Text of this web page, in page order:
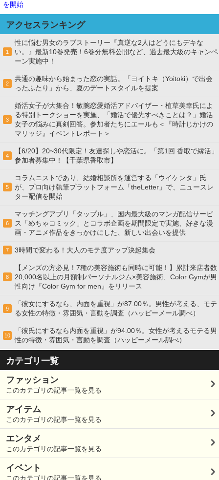
を開始
アクセスランキング
1
性に悩む男女のラブストーリー『真逆な2人はどうにもデキな
い。』最新10巻発売！6巻分無料公開など、過去最大級のキャンペ
ーン実施中！
2
共通の趣味から始まった恋の実話。「ヨイトキ（Yoitoki）で出会
ったふたり」から、夏のデートスタイルを提案
3
婚活女子が大集合！敏腕恋愛婚活アドバイザー・植草美幸氏によ
る特別トークショーを実施、「婚活で優先すべきことは？」婚活
女子の悩みに真剣回答。参加者たちにエールも＜『時計じかけの
マリッジ』イベントレポート＞
4
【6/20】20~30代限定！友達探しや恋活に。「第1回 香取で縁活」
参加者募集中！【千葉県香取市】
5
コラムニストであり、結婚相談所を運営する「ウイケンタ」氏
が、プロ向け執筆プラットフォーム「theLetter」で、ニュースレ
ター配信を開始
6
マッチングアプリ「タップル」、国内最大級のマンガ配信サービ
ス「めちゃコミック」とコラボ企画を期間限定で実施、好きな漫
画・アニメ作品をきっかけにした、新しい出会いを提供
7 3時間で変わる！大人のモテ度アップ決起集会
8
【メンズの方必見！7種の美容施術も同時に可能！】累計来店者数
20,000名以上の月額制パーソナルジム×美容施術、Color Gymが男
性向け『Color Gym for men』をリリース
9
「彼女にするなら、内面を重視」が87.00％。男性が考える、モテ
る女性の特徴・雰囲気・言動を調査（ハッピーメール調べ）
10
「彼氏にするなら内面を重視」が94.00％。女性が考えるモテる男
性の特徴・雰囲気・言動を調査（ハッピーメール調べ）
カテゴリ一覧
ファッション
このカテゴリの記事一覧を見る
アイテム
このカテゴリの記事一覧を見る
エンタメ
このカテゴリの記事一覧を見る
イベント
このカテゴリの記事一覧を見る